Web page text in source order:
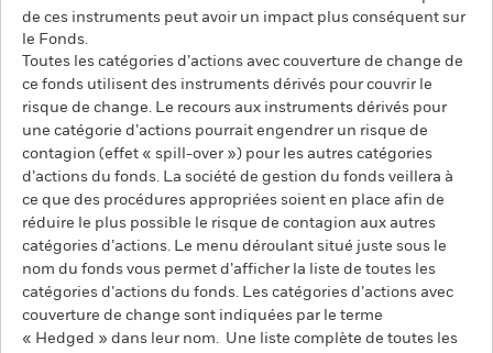
de ces instruments peut avoir un impact plus conséquent sur
le Fonds.
Toutes les catégories d’actions avec couverture de change de
ce fonds utilisent des instruments dérivés pour couvrir le
risque de change. Le recours aux instruments dérivés pour
une catégorie d’actions pourrait engendrer un risque de
contagion (effet « spill-over ») pour les autres catégories
d’actions du fonds. La société de gestion du fonds veillera à
ce que des procédures appropriées soient en place afin de
réduire le plus possible le risque de contagion aux autres
catégories d’actions. Le menu déroulant situé juste sous le
nom du fonds vous permet d’afficher la liste de toutes les
catégories d’actions du fonds. Les catégories d’actions avec
couverture de change sont indiquées par le terme
« Hedged » dans leur nom. Une liste complète de toutes les